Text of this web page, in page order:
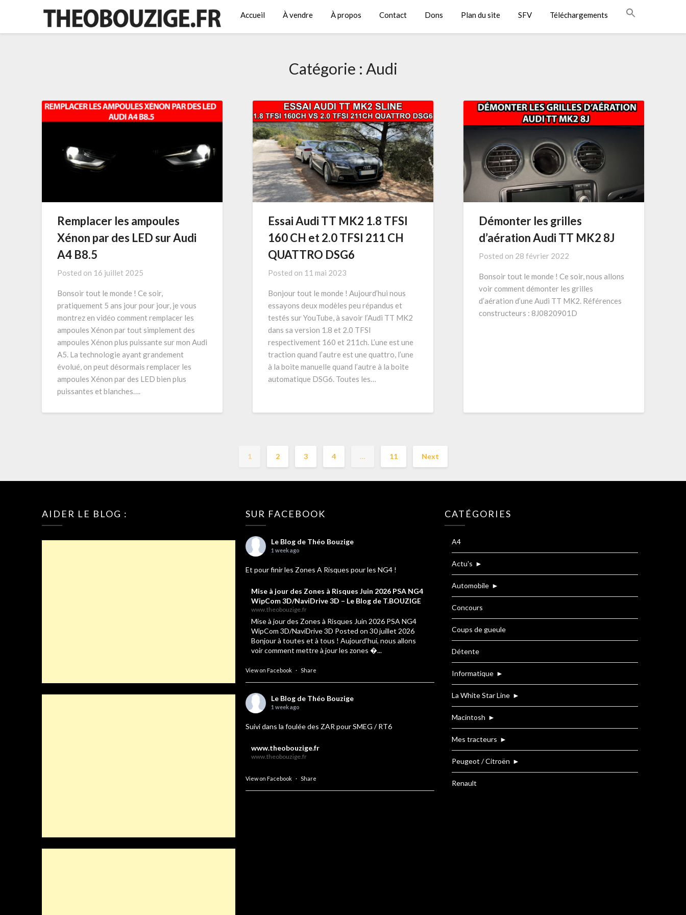
content
Accueil À vendre À propos Contact Dons Plan du site SFV Téléchargements
Catégorie : Audi
Remplacer les ampoules
Xénon par des LED sur Audi
A4 B8.5
Posted on 16 juillet 2025
Bonsoir tout le monde ! Ce soir,
pratiquement 5 ans jour pour jour, je vous
montrez en vidéo comment remplacer les
ampoules Xénon par tout simplement des
ampoules Xénon plus puissante sur mon Audi
A5. La technologie ayant grandement
évolué, on peut désormais remplacer les
ampoules Xénon par des LED bien plus
puissantes et blanches….
Essai Audi TT MK2 1.8 TFSI
160 CH et 2.0 TFSI 211 CH
QUATTRO DSG6
Posted on 11 mai 2023
Bonjour tout le monde ! Aujourd’hui nous
essayons deux modèles peu répandus et
testés sur YouTube, à savoir l’Audi TT MK2
dans sa version 1.8 et 2.0 TFSI
respectivement 160 et 211ch. L’une est une
traction quand l’autre est une quattro, l’une
à la boite manuelle quand l’autre à la boite
automatique DSG6. Toutes les…
Démonter les grilles
d’aération Audi TT MK2 8J
Posted on 28 février 2022
Bonsoir tout le monde ! Ce soir, nous allons
voir comment démonter les grilles
d’aération d’une Audi TT MK2. Références
constructeurs : 8J0820901D
1 2 3 4 … 11 Next
AIDER LE BLOG : SUR FACEBOOK
Le Blog de Théo Bouzige
1 week ago
Et pour finir les Zones A Risques pour les NG4 !
Mise à jour des Zones à Risques Juin 2026 PSA NG4
WipCom 3D/NaviDrive 3D – Le Blog de T.BOUZIGE
www.theobouzige.fr
Mise à jour des Zones à Risques Juin 2026 PSA NG4
WipCom 3D/NaviDrive 3D Posted on 30 juillet 2026
Bonjour à toutes et à tous ! Aujourd’hui, nous allons
voir comment mettre à jour les zones �...
View on Facebook · Share
Le Blog de Théo Bouzige
1 week ago
Suivi dans la foulée des ZAR pour SMEG / RT6
www.theobouzige.fr
www.theobouzige.fr
View on Facebook · Share
CATÉGORIES
A4
Actu's ►
Automobile ►
Concours
Coups de gueule
Détente
Informatique ►
La White Star Line ►
Macintosh ►
Mes tracteurs ►
Peugeot / Citroën ►
Renault